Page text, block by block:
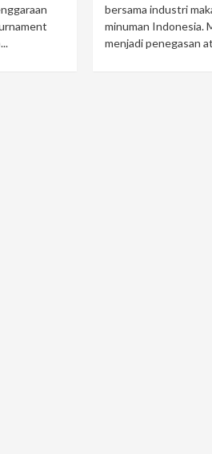
bersama industri
minuman Indonesia.
menjadi penegasan